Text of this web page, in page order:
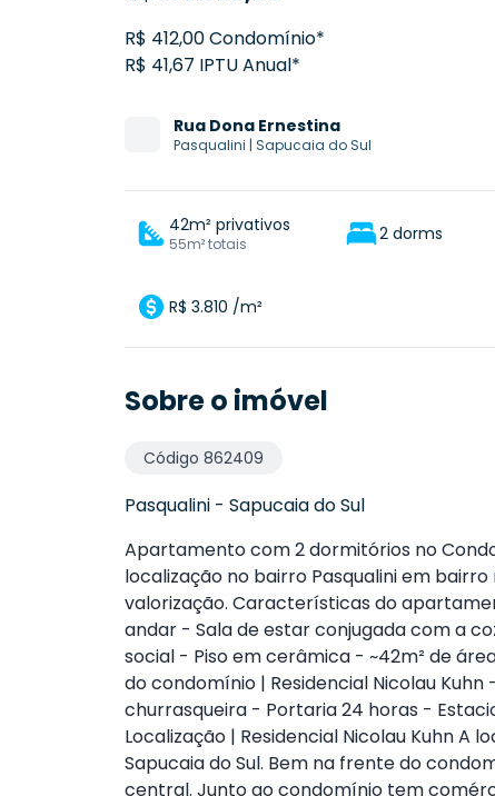
R$ 412,00 Condomínio*
R$ 41,67 IPTU Anual*
Rua Dona Ernestina
Pasqualini | Sapucaia do Sul
42m² privativos
55m² totais 2 dorms
R$ 3.810 /m²
Sobre o imóvel
Código 862409
Pasqualini - Sapucaia do Sul
Apartamento com 2 dormitórios no
localização no bairro Pasqualini em
valorização. Características do
andar - Sala de estar conjugada com a
social - Piso em cerâmica - ~42m² de
do condomínio | Residencial Nicolau
churrasqueira - Portaria 24 horas -
Localização | Residencial Nicolau Kuhn A
Sapucaia do Sul. Bem na frente do
central. Junto ao condomínio tem